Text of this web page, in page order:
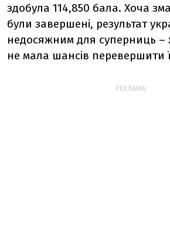
здобула 114,850 бала. Хоча
були завершені, результат
недосяжним для суперниць –
не мала шансів перевершити
РЕКЛАМА: